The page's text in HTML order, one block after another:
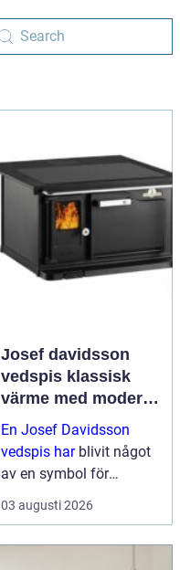
Josef davidsson
vedspis klassisk
värme med modern
funktion
En Josef Davidsson
vedspis harblivit något
av en symbol för
kombinationen av
traditionellt hantverk och
03 augusti 2026